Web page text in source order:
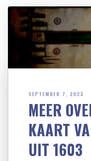
SEPTEMBER 7, 2023
MEER
KAART
UIT 1603